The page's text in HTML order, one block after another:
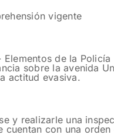
vigente
de la
sobre la avenida
actitud evasiva.
y realizarle una
cuentan con una